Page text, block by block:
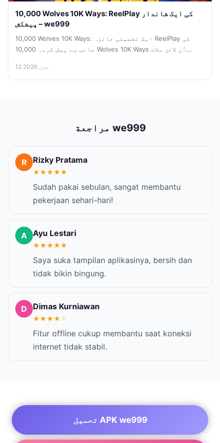
10,000 Wolves 10K Ways: ReelPlay کی ایک شاندار
پیشکش – we999
10,000 Wolves 10K Ways: ایک تفصیلی جائزہ ReelPlay کی
جانب سے پیش کردہ 10,000 Wolves 10K Ways آن لائن سلاٹ...
12 جون 2026
مراجعة we999
R Rizky Pratama
★★★★★
Sudah pakai sebulan, sangat membantu
pekerjaan sehari-hari!
A Ayu Lestari
★★★★★
Saya suka tampilan aplikasinya, bersih dan
tidak bikin bingung.
D Dimas Kurniawan
★★★★☆
Fitur offline cukup membantu saat koneksi
internet tidak stabil.
تحميل APK we999